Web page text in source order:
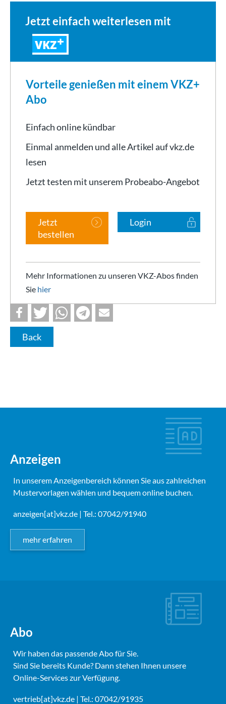
Jetzt einfach weiterlesen mit
VKZ
Vorteile genießen mit einem VKZ+
Abo
Einfach online kündbar
Einmal anmelden und alle Artikel auf vkz.de
lesen
Jetzt testen mit unserem Probeabo-Angebot
Jetzt
bestellen
Login
Mehr Informationen zu unseren VKZ-Abos finden
Sie hier
Back
Anzeigen
In unserem Anzeigenbereich können Sie aus zahlreichen
Mustervorlagen wählen und bequem online buchen.
anzeigen[at]vkz.de | Tel.: 07042/91940
mehr erfahren
Abo
Wir haben das passende Abo für Sie.
Sind Sie bereits Kunde? Dann stehen Ihnen unsere
Online-Services zur Verfügung.
vertrieb[at]vkz.de | Tel.: 07042/91935